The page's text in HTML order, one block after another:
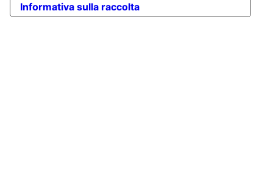
Informativa sulla raccolta